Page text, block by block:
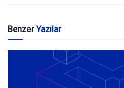
BenzerYazılar